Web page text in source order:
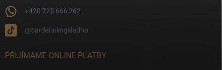
+420 725 666 262
@cardetailingkladno
PŘIJÍMÁME ONLINE PLATBY